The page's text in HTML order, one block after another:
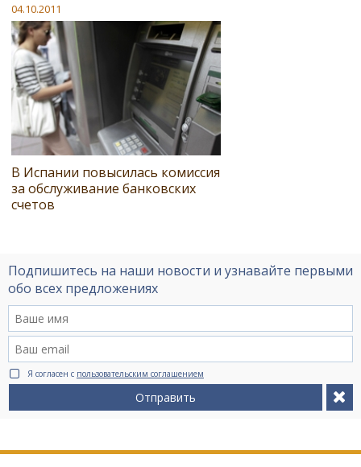
04.10.2011
В Испании повысилась комиссия
за обслуживание банковских
счетов
Подпишитесь на наши новости и узнавайте первыми
обо всех предложениях
Я согласен с пользовательским соглашением
Отправить